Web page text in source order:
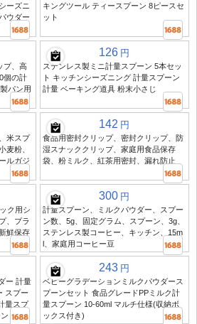
ーズニ
ウダー
キングツール ティースプーン 8ピースセ
ット
プ、高
個の計
パン用
126 円
ステンレス製ミニ計量スプーン 5本セッ
ト キッチンシーズニング 計量スプーン
計量 ベーキング道具 粉末小さじ
米スプ
麦粉、
ルガジ
142 円
食品用密封クリップ、密封クリップ、防
湿スナッククリップ、家庭用食品保存
袋、粉ミルク、紅茶用密封、漏れ防止
ク用シ
、プラ
鮮保存
300 円
計量スプーン、ミルクパウダー、スプー
ン数、5g、固定グラム、スプーン、3g、
ステンレス製コーヒー、キッチン、15m
l、家庭用コーヒー豆
ー 計量
スプー
量スプ
243 円
ベビーグラデーションミルクパウダース
プーンセット 食品グレードPPミルク計
量スプーン 10-60ml マルチ仕様(収納ボ
ックス付き)